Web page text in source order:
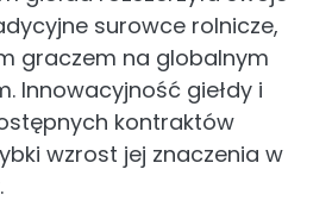
surowce rolnicze,
graczem na globalnym
Innowacyjność giełdy i
kontraktów
wzrost jej znaczenia w